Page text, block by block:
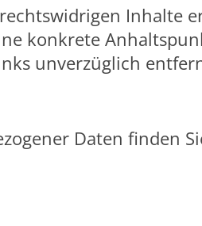
Inhalte
konkrete
unverzüglich
Daten finden